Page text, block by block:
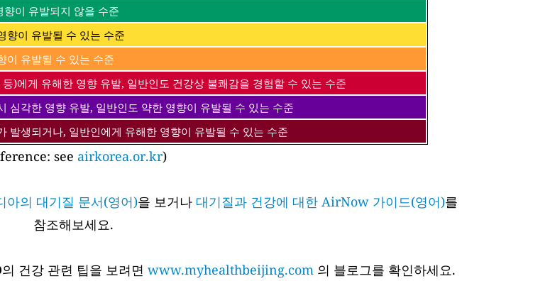
이 유발되지 않을 수준
향이 유발될 수 있는 수준
이 유발될 수 있는 수준
)에게 유해한 영향 유발, 일반인도 건강상 불쾌감을 경험할 수 있는 수준
심각한 영향 유발, 일반인도 약한 영향이 유발될 수 있는 수준
발생되거나, 일반인에게 유해한 영향이 유발될 수 있는 수준
see airkorea.or.kr)
아의 대기질 문서(영어)을 보거나 대기질과 건강에 대한 AirNow 가이드(영어)를
참조해보세요.
건강 관련 팁을 보려면 www.myhealthbeijing.com 의 블로그를 확인하세요.